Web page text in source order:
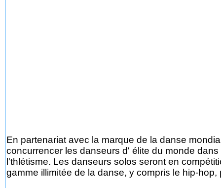
En partenariat avec la marque de la danse
concurrencer les danseurs d' élite du monde
l'thlétisme. Les danseurs solos seront en
gamme illimitée de la danse, y compris le hip-